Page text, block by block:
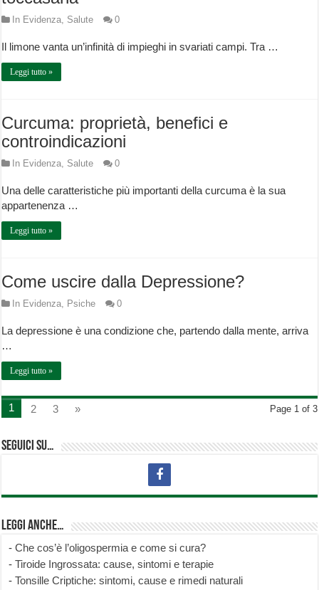
In Evidenza, Salute 0
Il limone vanta un’infinità di impieghi in svariati campi. Tra …
Leggi tutto »
Curcuma: proprietà, benefici e
controindicazioni
In Evidenza, Salute 0
Una delle caratteristiche più importanti della curcuma è la sua
appartenenza …
Leggi tutto »
Come uscire dalla Depressione?
In Evidenza, Psiche 0
La depressione è una condizione che, partendo dalla mente, arriva
…
Leggi tutto »
Page 1 of 3
1 2 3 »
Seguici su…
Leggi anche…
-Che cos’è l’oligospermia e come si cura?
-Tiroide Ingrossata: cause, sintomi e terapie
-Tonsille Criptiche: sintomi, cause e rimedi naturali